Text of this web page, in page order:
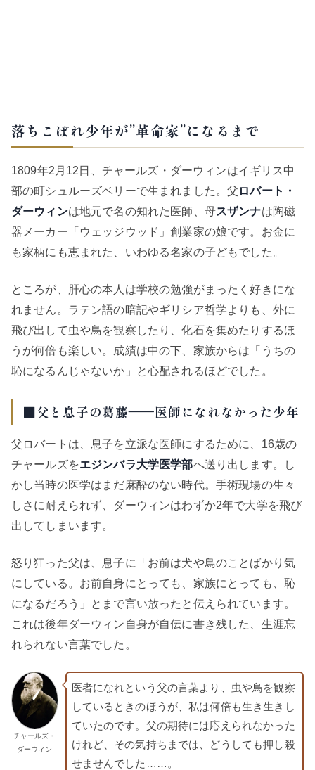
落ちこぼれ少年が”革命家”になるまで
1809年2月12日、チャールズ・ダーウィンはイギリス中
部の町シュルーズベリーで生まれました。父 ロバート・
ダーウィンは地元で名の知れた医師、母スザンナは陶磁
器メーカー「ウェッジウッド」創業家の娘です。お金に
も家柄にも恵まれた、いわゆる名家の子どもでした。
ところが、肝心の本人は学校の勉強がまったく好きにな
れません。ラテン語の暗記やギリシア哲学よりも、外に
飛び出して虫や鳥を観察したり、化石を集めたりするほ
うが何倍も楽しい。成績は中の下、家族からは「うちの
恥になるんじゃないか」と心配されるほどでした。
■父と息子の葛藤——医師になれなかった少年
父ロバートは、息子を立派な医師にするために、16歳の
チャールズをエジンバラ大学医学部へ送り出します。し
かし当時の医学はまだ麻酔のない時代。手術現場の生々
しさに耐えられず、ダーウィンはわずか2年で大学を飛び
出してしまいます。
怒り狂った父は、息子に「お前は犬や鳥のことばかり気
にしている。お前自身にとっても、家族にとっても、恥
になるだろう」とまで言い放ったと伝えられています。
これは後年ダーウィン自身が自伝に書き残した、生涯忘
れられない言葉でした。
チャールズ・
ダーウィン
医者になれという父の言葉より、虫や鳥を観察
しているときのほうが、私は何倍も生き生きし
ていたのです。父の期待には応えられなかった
けれど、その気持ちまでは、どうしても押し殺
せませんでした……。